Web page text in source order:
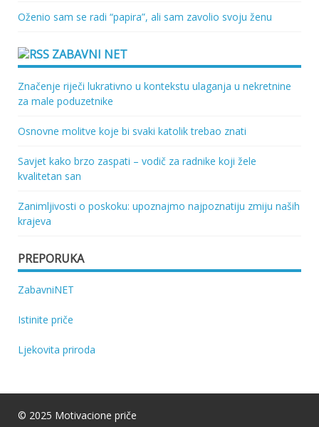
Oženio sam se radi “papira”, ali sam zavolio svoju ženu
ZABAVNI NET
Značenje riječi lukrativno u kontekstu ulaganja u nekretnine
za male poduzetnike
Osnovne molitve koje bi svaki katolik trebao znati
Savjet kako brzo zaspati – vodič za radnike koji žele
kvalitetan san
Zanimljivosti o poskoku: upoznajmo najpoznatiju zmiju naših
krajeva
PREPORUKA
ZabavniNET
Istinite priče
Ljekovita priroda
© 2025 Motivacione priče